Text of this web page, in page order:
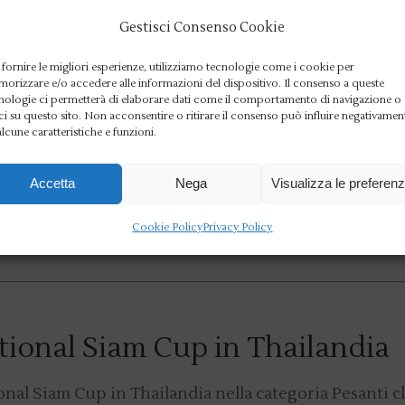
Gestisci Consenso Cookie
fornire le migliori esperienze, utilizziamo tecnologie come i cookie per
e/o accedere alle informazioni del dispositivo. Il consenso a queste
ci permetterà di elaborare dati come il comportamento di navigazione o
su questo sito. Non acconsentire o ritirare il consenso può influire
caratteristiche e funzioni.
Accetta Nega Visualizza le
Cookie PolicyPrivacy Policy
Frascari e Vittorio
Aniene trionfa nei nacra17: Maelle Frascari e
del mondo del catamarano misto foiling Nacr
Siam Cup in Thailandia
Siam Cup in Thailandia nella categoria Pesanti